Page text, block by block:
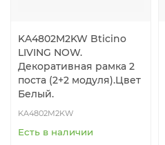
KA4802M2KW Bticino
LIVING NOW.
Декоративная рамка 2
поста (2+2 модуля).Цвет
Белый.
KA4802M2KW
Есть в наличии